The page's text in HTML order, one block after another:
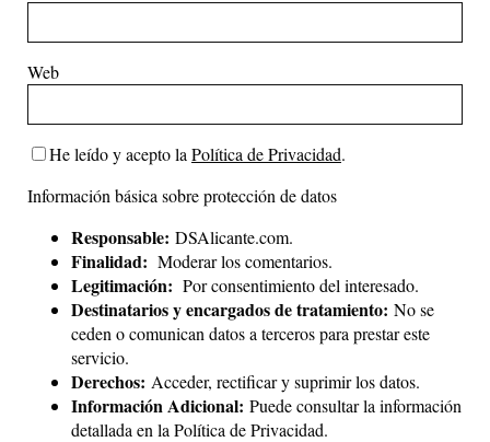
Web
He leído y acepto la Política de Privacidad.
Información básica sobre protección de datos
Responsable: DSAlicante.com.
Finalidad: Moderar los comentarios.
Legitimación: Por consentimiento del interesado.
Destinatarios y encargados de tratamiento: No se
ceden o comunican datos a terceros para prestar este
servicio.
Derechos: Acceder, rectificar y suprimir los datos.
Información Adicional: Puede consultar la información
detallada en la Política de Privacidad.